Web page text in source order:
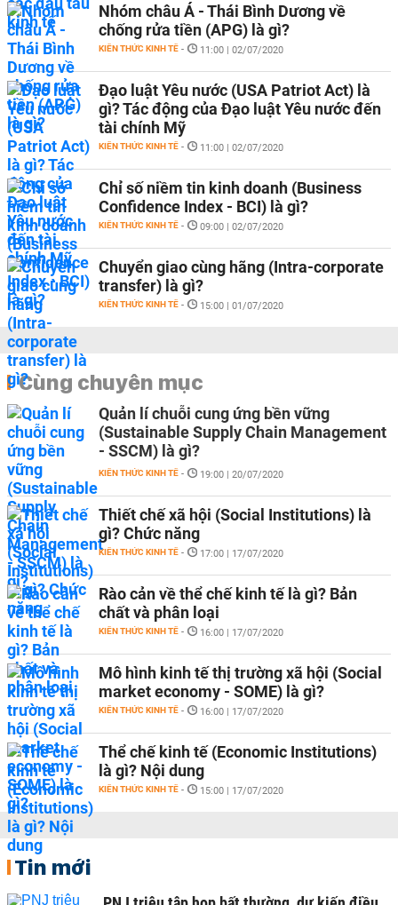
Nhóm châu Á - Thái Bình Dương về
chống rửa tiền (APG) là gì?
KIẾN THỨC KINH TẾ - 11:00 | 02/07/2020
Đạo luật Yêu nước (USA Patriot Act) là
gì? Tác động của Đạo luật Yêu nước đến
tài chính Mỹ
KIẾN THỨC KINH TẾ - 11:00 | 02/07/2020
Chỉ số niềm tin kinh doanh (Business
Confidence Index - BCI) là gì?
KIẾN THỨC KINH TẾ - 09:00 | 02/07/2020
Chuyển giao cùng hãng (Intra-corporate
transfer) là gì?
KIẾN THỨC KINH TẾ - 15:00 | 01/07/2020
Cùng chuyên mục
Quản lí chuỗi cung ứng bền vững
(Sustainable Supply Chain Management
- SSCM) là gì?
KIẾN THỨC KINH TẾ - 19:00 | 20/07/2020
Thiết chế xã hội (Social Institutions) là
gì? Chức năng
KIẾN THỨC KINH TẾ - 17:00 | 17/07/2020
Rào cản về thể chế kinh tế là gì? Bản
chất và phân loại
KIẾN THỨC KINH TẾ - 16:00 | 17/07/2020
Mô hình kinh tế thị trường xã hội (Social
market economy - SOME) là gì?
KIẾN THỨC KINH TẾ - 16:00 | 17/07/2020
Thể chế kinh tế (Economic Institutions)
là gì? Nội dung
KIẾN THỨC KINH TẾ - 15:00 | 17/07/2020
Tin mới